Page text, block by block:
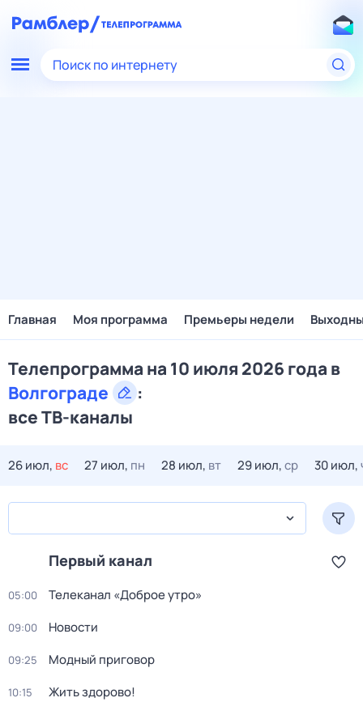
Поиск по интернету
Главная Моя программа Премьеры недели
Телепрограмма на 10 июля 2026 года в
Волгограде
:
все ТВ-каналы
26 июл, вс 27 июл, пн 28 июл, вт 29 июл,ср 30 июл,
Первый канал
05:00 Телеканал «Доброе утро»
09:00 Новости
09:25 Модный приговор
10:15 Жить здорово!